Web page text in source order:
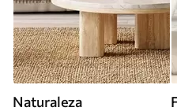
Naturaleza